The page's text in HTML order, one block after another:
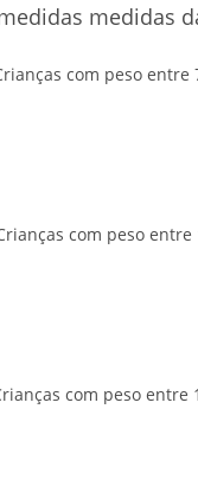
medidas
com peso entre
com peso entre
com peso entre